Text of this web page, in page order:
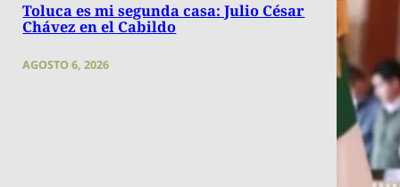
Toluca es mi segunda casa: Julio César
Chávez en el Cabildo
AGOSTO 6, 2026